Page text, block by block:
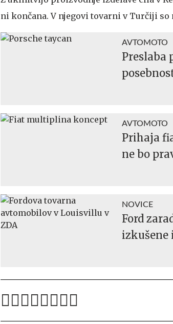
ni končana. V njegovi tovarni v Turčiji
AVTOMOTO
Preslaba
AVTOMOTO
Prihaja
ne bo
NOVICE
Ford
izkušene